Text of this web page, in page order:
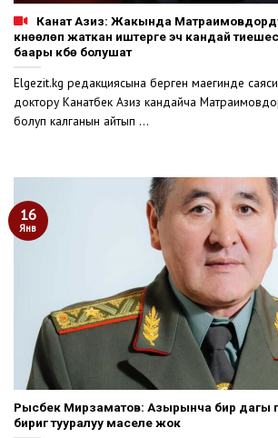
Канат Азиз: Жакында
күнөөлөп жаткан иштерге эч кандай
баары күбө болушат
Elgezit.kg редакциясына берген маегинде
доктору Канатбек Азиз кандайча
болуп калганын айтып ...
Рысбек Мирзаматов: Азырынча бир дагы
биригүү тууралуу маселе жок
16
Янв